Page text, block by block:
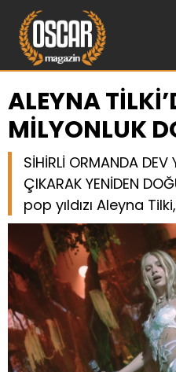
ALEYNA
MİLYONLUK
SİHİRLİ ORMANDA
ÇIKARAK YENİDEN
pop yıldızı Aleyna